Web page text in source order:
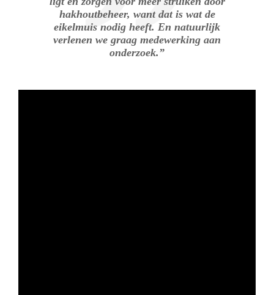
hakhoutbeheer, want dat is wat de
eikelmuis nodig heeft. En natuurlijk
verlenen we graag medewerking aan
onderzoek.”